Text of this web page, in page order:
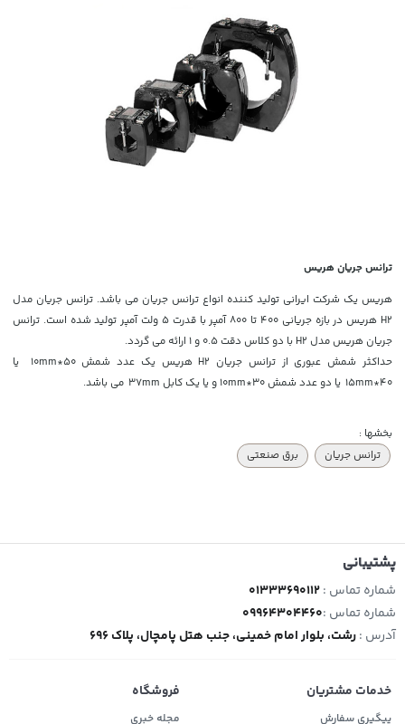
ترانس جریان هریس
هریس یک شرکت ایرانی تولید کننده انواع ترانس جریان می باشد. ترانس جریان مدل
H2 هریس در بازه جریانی 400 تا 800 آمپر با قدرت 5 ولت آمپر تولید شده است. ترانس
جریان هریس مدل H2 با دو کلاس دقت 0.5 و 1 ارائه می گردد.
حداکثر شمش عبوری از ترانس جریان H2 هریس یک عدد شمش 50*10mm یا
40*15mm یا دو عدد شمش 30*10mm و یا یک کابل 37mm می باشد.
بخشها :
ترانس جریان
برق صنعتی
پشتیبانی
شماره تماس :01333690112
شماره تماس :09964304460
آدرس :رشت، بلوار امام خمینی، جنب هتل پامچال، پلاک 696
خدمات مشتریان
پیگیری سفارش
فروشگاه
مجله خبری